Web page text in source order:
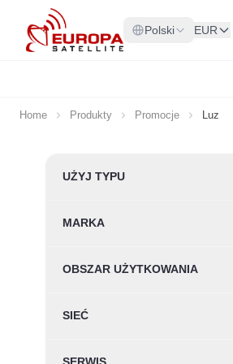
Skip to Content
Polski EUR
Home Produkty Promocje Luz
Skip to product list
UŻYJ TYPU
MARKA
OBSZAR UŻYTKOWANIA
SIEĆ